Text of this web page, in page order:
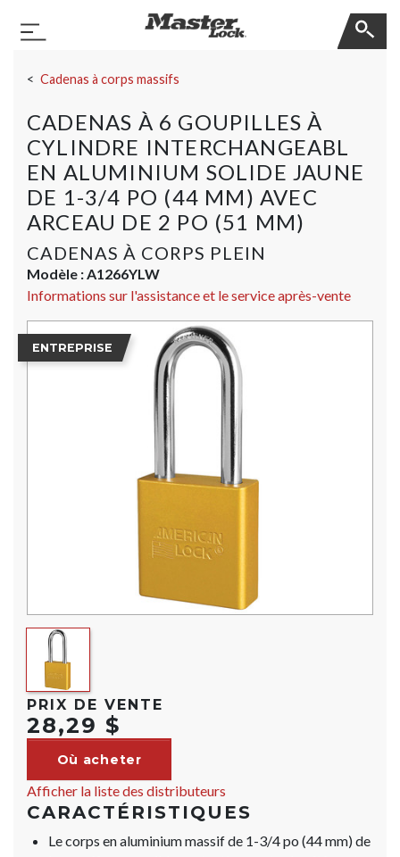
Basculer la navigation
Cadenas à corps massifs
CADENAS À 6 GOUPILLES À
CYLINDRE INTERCHANGEABL
EN ALUMINIUM SOLIDE JAUNE
DE 1-3/4 PO (44 MM) AVEC
ARCEAU DE 2 PO (51 MM)
CADENAS À CORPS PLEIN
Modèle :A1266YLW
Informations sur l'assistance et le service après-vente
ENTREPRISE
PRIX DE VENTE
28,29 $
Où acheter
Afficher la liste des distributeurs
CARACTÉRISTIQUES
Le corps en aluminium massif de 1-3/4 po (44 mm) de